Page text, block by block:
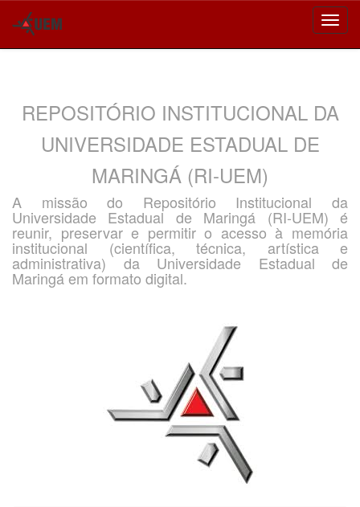
REPOSITÓRIO INSTITUCIONAL DA
UNIVERSIDADE ESTADUAL DE
MARINGÁ (RI-UEM)
A missão do Repositório Institucional da
Universidade Estadual de Maringá (RI-UEM) é
reunir, preservar e permitir o acesso à memória
institucional (científica, técnica, artística e
administrativa) da Universidade Estadual de
Maringá em formato digital.